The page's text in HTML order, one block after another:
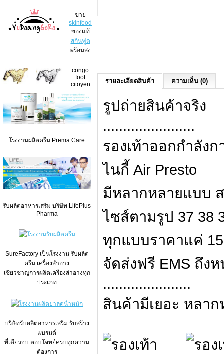
ขาย
skinfood
ของแท้
สกินฟูด
พร้อมส่ง
congo
foot
citoyen
โรงงานผลิตครีม Prema Care
รับผลิตอาหารเสริม บริษัท LifePlus
Pharma
SureFactory เป็นโรงงาน รับผลิต
ครีม เครื่องสำอาง
เชี่ยวชาญการผลิตเครื่องสำอางทุก
ประเภท
บริษัทรับผลิตอาหารเสริม รับสร้าง
แบรนด์
ที่เดียวจบ ตอบโจทย์ครบทุกความ
ต้องการ
รายละเอียดสินค้า ความเห็น (0)
รูปถ่ายสินค้าจริง
.......................
รองเท้าออกกำลัง
ไนกี้ Air Presto
มีหลากหลายแบบ
ไซส์ตามรูป 37 38
ทุกแบบราคาแค่
จัดส่งฟรี EMS ถึง
......................
สินค้ามีเยอะ หลา